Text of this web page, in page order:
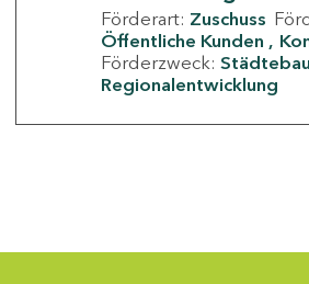
Förderart: Zuschuss
Öffentliche Kunden
Förderzweck:
Regionalentwicklung